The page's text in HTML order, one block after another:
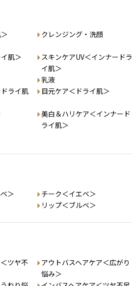
クレンジング・洗顔
肌＞
スキンケアUV＜インナードラ
イ肌＞
乳液
ライ肌
目元ケア＜ドライ肌＞
美白＆ハリケア＜インナード
ライ肌＞
＞
チーク＜イエベ＞
リップ＜ブルベ＞
ツヤ不
アウトバスヘアケア＜広がり
悩み＞